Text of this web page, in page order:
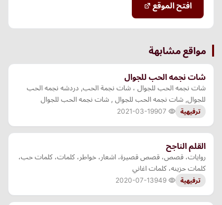
افتح الموقع
مواقع مشابهة
شات نجمه الحب للجوال
شات نجمه الحب للجوال ، شات نجمة الحب, دردشه نجمه الحب
للجوال, شات نجمه الحب للجوال , شات نجمه الحب للجوال
ترفيهية 2021-03-19
القلم الناجح
روايات، قصص، قصص قصيرة، اشعار، خواطر، كلمات، كلمات حب،
كلمات حزينه، كلمات اغاني
ترفيهية 2020-07-13